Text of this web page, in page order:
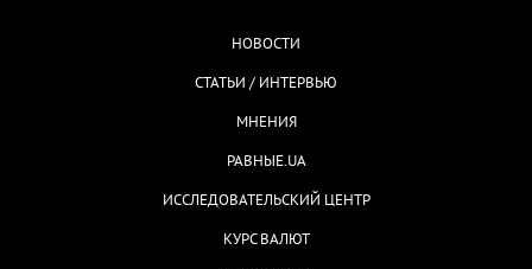
НОВОСТИ
СТАТЬИ / ИНТЕРВЬЮ
МНЕНИЯ
РАВНЫЕ.UA
ИССЛЕДОВАТЕЛЬСКИЙ ЦЕНТР
КУРС ВАЛЮТ